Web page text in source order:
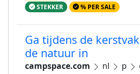
STEKKER % PER SALE
Ga tijdens de
de natuur in
campspace.com nl p